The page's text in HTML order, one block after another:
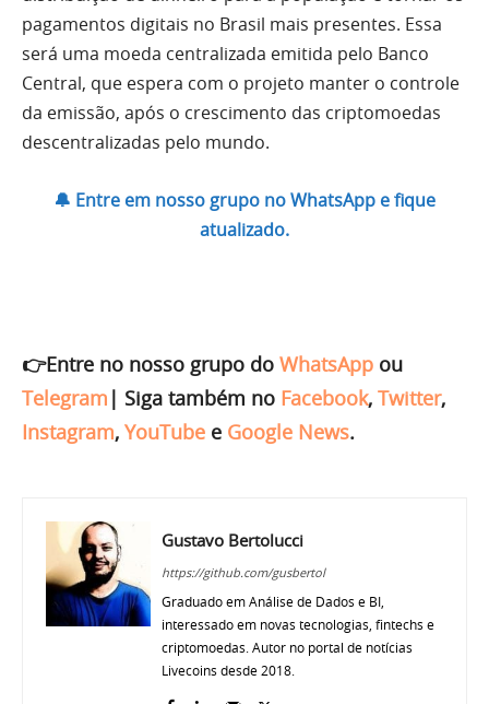
pagamentos digitais no Brasil mais presentes. Essa
será uma moeda centralizada emitida pelo Banco
Central, que espera com o projeto manter o controle
da emissão, após o crescimento das criptomoedas
descentralizadas pelo mundo.
🔔 Entre em nosso grupo no WhatsApp e fique
atualizado.
👉Entre no nosso grupo do WhatsApp ou
Telegram | Siga também no Facebook, Twitter,
Instagram, YouTube e Google News.
Gustavo Bertolucci
https://github.com/gusbertol
Graduado em Análise de Dados e BI,
interessado em novas tecnologias, fintechs e
criptomoedas. Autor no portal de notícias
Livecoins desde 2018.